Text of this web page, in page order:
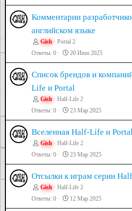
Комментарии
английском языке
Gish
Portal 2
Ответы 0 20 Июн 2025
Список брендов и
Life и Portal
Gish
Half-Life 2
Ответы 0 23 Мар 2025
Вселенная Half-Life и
Gish
Half-Life 2
Ответы 0 23 Мар 2025
Отсылки к играм серии
Gish
Half-Life 2
Ответы 0 12 Мар 2025